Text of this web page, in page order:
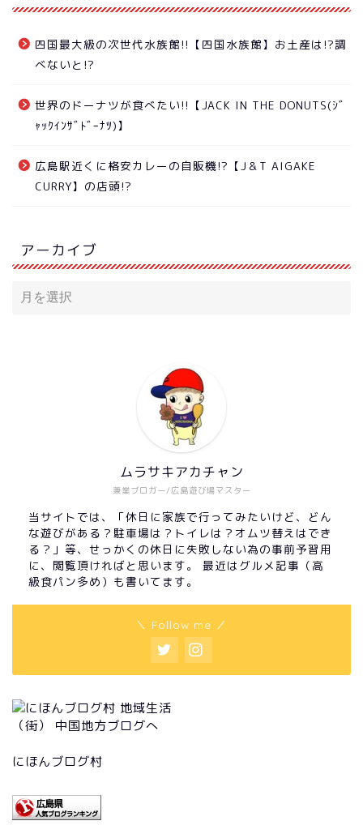
四国最大級の次世代水族館!!【四国水族館】お土産は!?調
べないと!?
世界のドーナツが食べたい!!【JACK IN THE DONUTS(ｼﾞ
ｬｯｸｲﾝｻﾞﾄﾞｰﾅﾂ)】
広島駅近くに格安カレーの自販機!?【J＆T AIGAKE
CURRY】の店頭!?
アーカイブ
兼業ブロガー/広島遊び場マスター
ムラサキアカチャン
当サイトでは、「休日に家族で行ってみたいけど、どん
な遊びがある？駐車場は？トイレは？オムツ替えはでき
る？」等、せっかくの休日に失敗しない為の事前予習用
に、閲覧頂ければと思います。 最近はグルメ記事（高
級食パン多め）も書いてます。
＼ Follow me ／
にほんブログ村